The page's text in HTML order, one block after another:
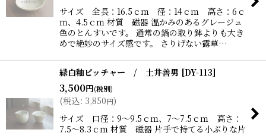
サイズ 全長：16.5ｃｍ 径：14ｃｍ 高さ：6ｃ
ｍ、4.5ｃｍ 材質 磁器 温かみのあるグレージュ
色のとんすいです。 通常の鍋の取り鉢よりも大き
めで絶妙のサイズ感です。 さりげない露草…
緑白釉ピッチャー / 土井善男 [DY-113]
3,500円(税別)
(税込: 3,850円)
サイズ 口径：9〜9.5ｃｍ、7〜7.5ｃｍ 高さ：
7.5〜8.3ｃｍ 材質 磁器 片手で持てる小ぶりな片